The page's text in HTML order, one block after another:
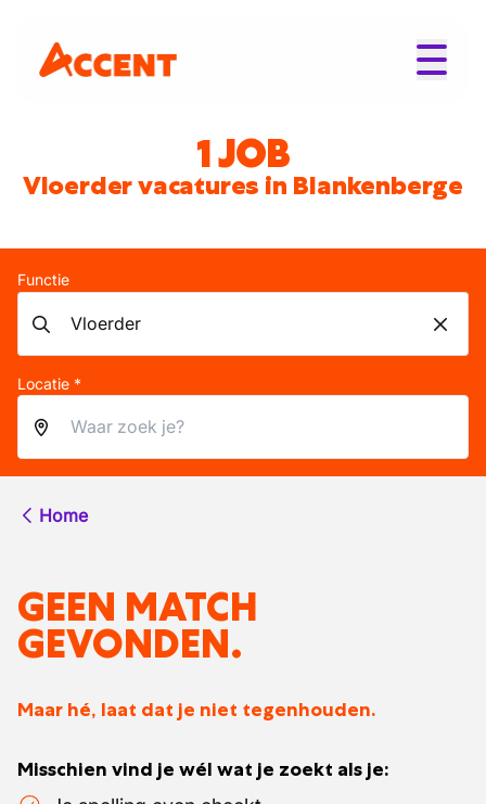
1 JOB
Vloerder vacatures in Blankenberge
Functie
Locatie *
Home
GEEN MATCH
GEVONDEN.
Maar hé, laat dat je niet tegenhouden.
Misschien vind je wél wat je zoekt als je: